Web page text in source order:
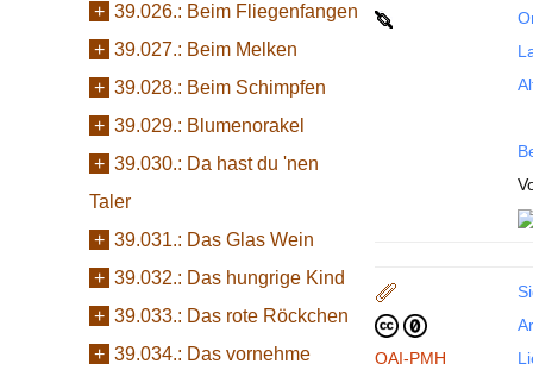
+ 39.026.: Beim Fliegenfangen
+ 39.027.: Beim Melken
+ 39.028.: Beim Schimpfen
+ 39.029.: Blumenorakel
+ 39.030.: Da hast du 'nen
Taler
+ 39.031.: Das Glas Wein
+ 39.032.: Das hungrige Kind
+ 39.033.: Das rote Röckchen
+ 39.034.: Das vornehme
OAI-PMH